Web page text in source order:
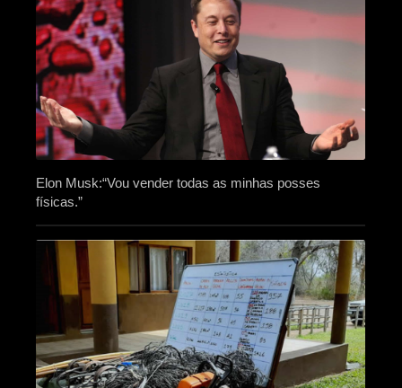
Elon Musk:“Vou vender todas as minhas posses
físicas.”